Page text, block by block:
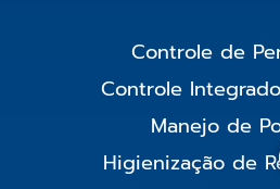
Controle de
Controle
Manejo de
Higienização de